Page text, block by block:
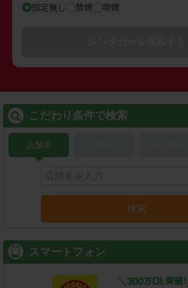
指定無し 禁煙 喫煙
こだわり条件で検索
店舗名
検索
スマートフォン